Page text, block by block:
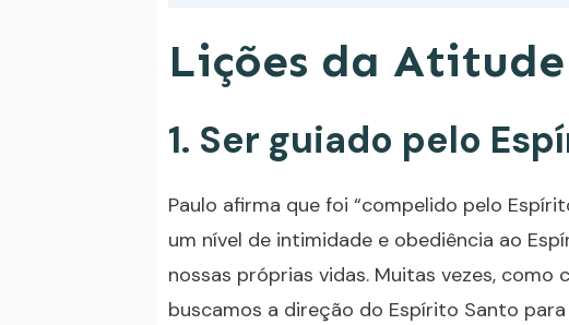
Lições da
1. Ser guiado pelo
Paulo afirma que foi “compelido pelo
um nível de intimidade e obediência ao
nossas próprias vidas. Muitas vezes, como
buscamos a direção do Espírito Santo